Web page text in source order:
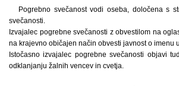
Pogrebno svečanost vodi oseba, določena s
svečanosti.
Izvajalec pogrebne svečanosti z obvestilom na
na krajevno običajen način obvesti javnost o imenu
Istočasno izvajalec pogrebne svečanosti objavi
odklanjanju žalnih vencev in cvetja.